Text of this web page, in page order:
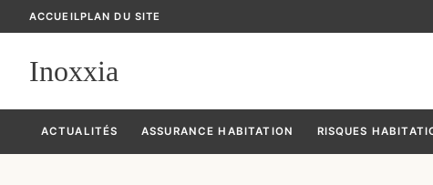
ACCUEILPLAN DU SITE
Inoxxia
ACTUALITÉS ASSURANCE HABITATION RISQUES